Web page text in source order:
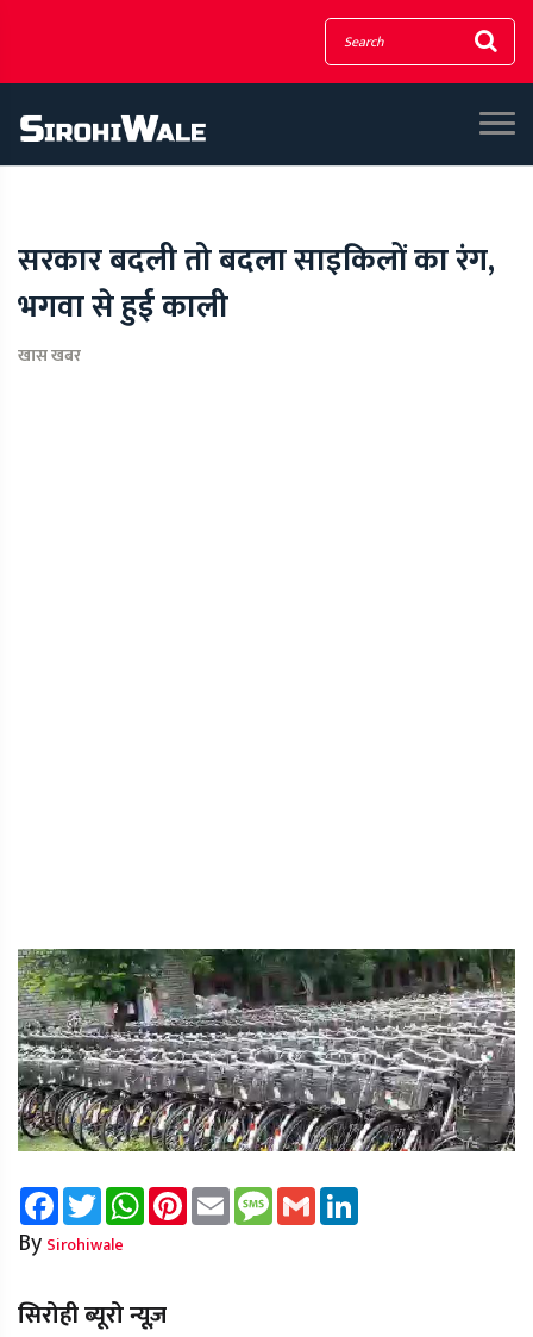
सरकार बदली तो बदला साइकिलों का रंग,
भगवा से हुई काली
खास खबर
FacebookTwitterWhatsAppPinterest
Email Message
Gmail
By Sirohiwale
सिरोही ब्यूरो न्यूज़